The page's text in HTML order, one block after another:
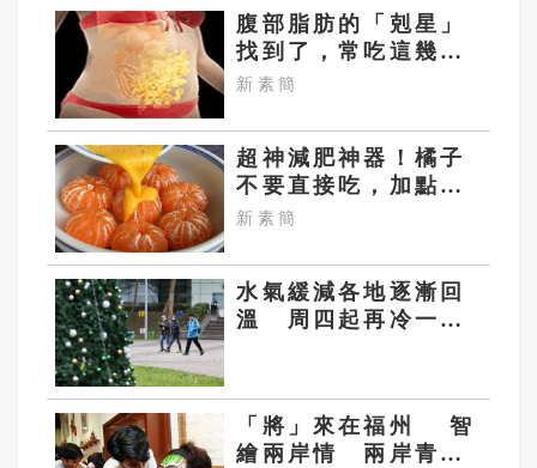
腹部脂肪的「剋星」
找到了，常吃這幾
物，吃走大肚囊，瘦
新素簡
超神減肥神器！橘子
不要直接吃，加點這
個！體重天天下降
新素簡
水氣緩減各地逐漸回
溫 周四起再冷一波
「將」來在福州 智
繪兩岸情 兩岸青年